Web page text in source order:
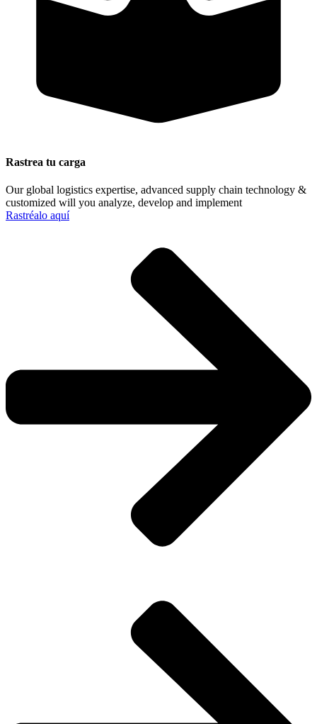
Rastrea tu carga
Our global logistics expertise, advanced supply chain technology &
customized will you analyze, develop and implement
Rastréalo aquí